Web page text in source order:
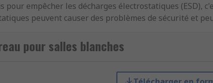
empêcher les décharges électrostatiques (ESD),
peuvent causer des problèmes de sécurité et
laboratoires. Elles sont conçues pour éliminer la
pour salles blanches